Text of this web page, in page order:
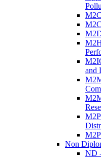
and
Non
ND